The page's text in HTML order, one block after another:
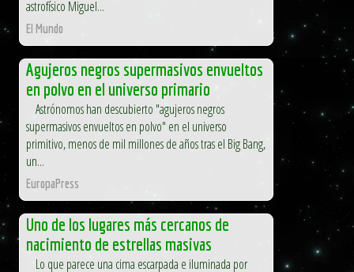
astrofísico Miguel...
El Mundo
Agujeros negros supermasivos envueltos
en polvo en el universo primario
Astrónomos han descubierto "agujeros negros
supermasivos envueltos en polvo" en el universo
primitivo, menos de mil millones de años tras el Big Bang,
un...
EuropaPress
Uno de los lugares más cercanos de
nacimiento de estrellas masivas
Lo que parece una cima escarpada e iluminada por